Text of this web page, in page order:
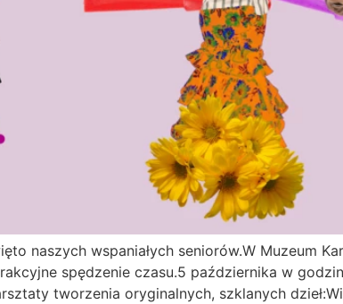
naszych wspaniałych seniorów.W Muzeum
spędzenie czasu.5 października w
tworzenia oryginalnych, szklanych